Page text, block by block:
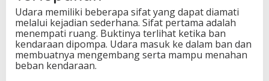
Udara memiliki beberapa sifat yang dapat diamati
melalui kejadian sederhana. Sifat pertama adalah
menempati ruang. Buktinya terlihat ketika ban
kendaraan dipompa. Udara masuk ke dalam ban dan
membuatnya mengembang serta mampu menahan
beban kendaraan.